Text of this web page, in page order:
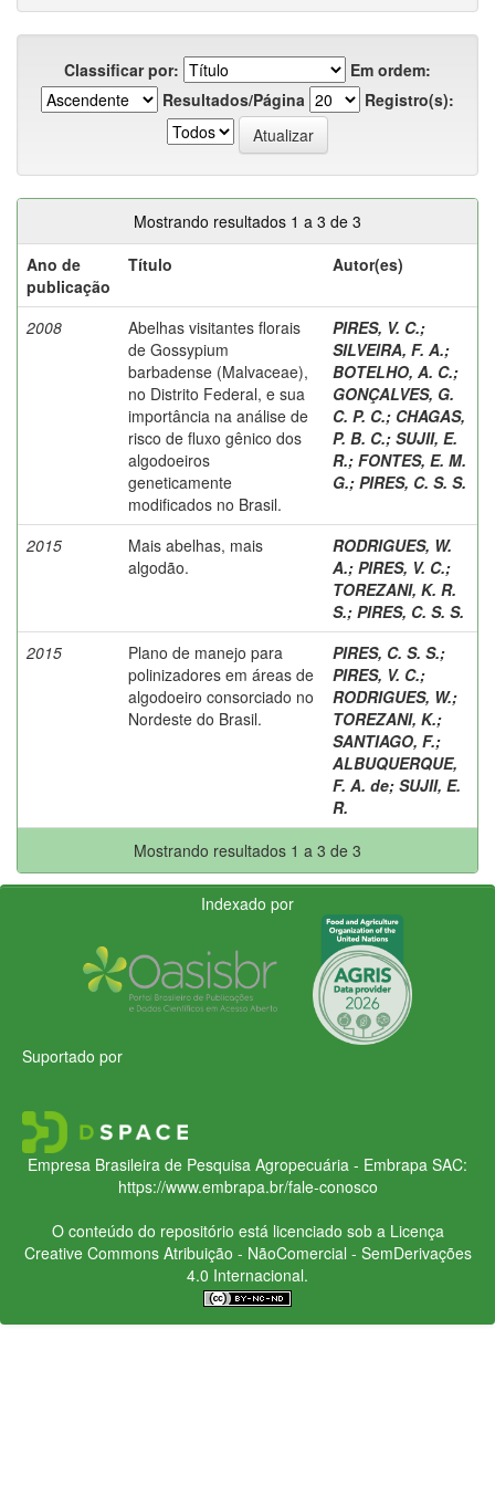
Classificar por:
Em ordem:
Resultados/Página
Registro(s):
Mostrando resultados 1 a 3 de 3
Ano de
publicação
Título Autor(es)
2008
Abelhas visitantes florais
de Gossypium
barbadense (Malvaceae),
no Distrito Federal, e sua
importância na análise de
risco de fluxo gênico dos
algodoeiros
geneticamente
modificados no Brasil.
PIRES, V. C.;
SILVEIRA, F. A.;
BOTELHO, A. C.;
GONÇALVES, G.
C. P. C.; CHAGAS,
P. B. C.; SUJII, E.
R.; FONTES, E. M.
G.; PIRES, C. S. S.
2015
Mais abelhas, mais
algodão.
RODRIGUES, W.
A.; PIRES, V. C.;
TOREZANI, K. R.
S.; PIRES, C. S. S.
2015
Plano de manejo para
polinizadores em áreas de
algodoeiro consorciado no
Nordeste do Brasil.
PIRES, C. S. S.;
PIRES, V. C.;
RODRIGUES, W.;
TOREZANI, K.;
SANTIAGO, F.;
ALBUQUERQUE,
F. A. de; SUJII, E.
R.
Mostrando resultados 1 a 3 de 3
Indexado por
Suportado por
Empresa Brasileira de Pesquisa Agropecuária - Embrapa SAC:
https://www.embrapa.br/fale-conosco
O conteúdo do repositório está licenciado sob a Licença
Creative CommonsAtribuição - NãoComercial - SemDerivações
4.0 Internacional.